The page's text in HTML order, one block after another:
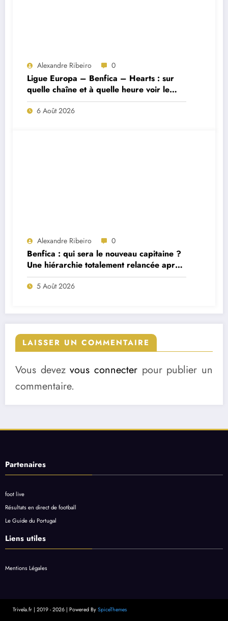
Alexandre Ribeiro 0
Ligue Europa – Benfica – Hearts : sur
quelle chaîne et à quelle heure voir le
match ?
6 Août 2026
Alexandre Ribeiro 0
Benfica : qui sera le nouveau capitaine ?
Une hiérarchie totalement relancée après
deux départs majeurs
5 Août 2026
LAISSER UN COMMENTAIRE
Vous devezvous connecter pour publier un
commentaire.
Partenaires
foot live
Résultats en direct de football
Le Guide du Portugal
Liens utiles
Mentions Légales
Trivela.fr | 2019 - 2026 | Powered By SpiceThemes